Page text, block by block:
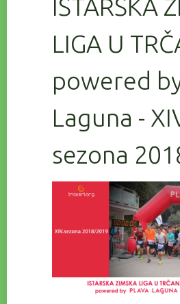
ISTARSKA
LIGA U
powered
Laguna -
sezona